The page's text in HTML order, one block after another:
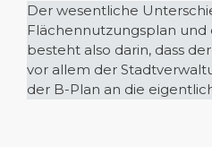
Der wesentliche
Flächennutzungsplan
besteht also darin, dass
vor allem der
der B-Plan an die